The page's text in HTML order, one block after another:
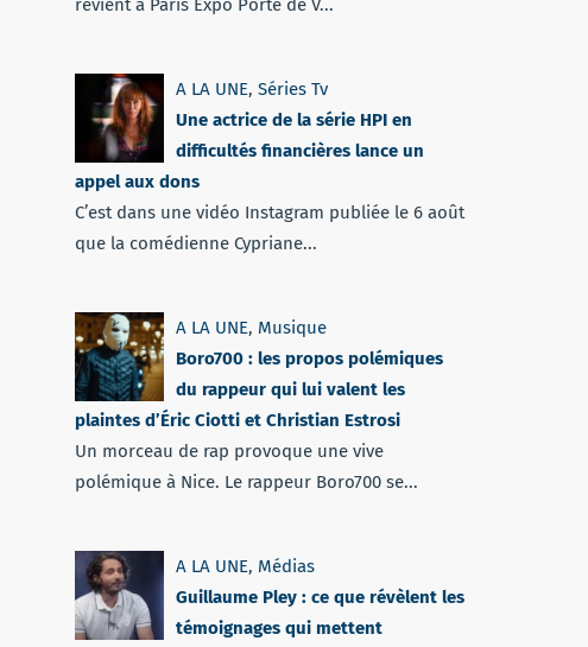
revient à Paris Expo Porte de V...
A LA UNE, Séries Tv
Une actrice de la série HPI en
difficultés financières lance un
appel aux dons
C’est dans une vidéo Instagram publiée le 6 août
que la comédienne Cypriane...
A LA UNE, Musique
Boro700 : les propos polémiques
du rappeur qui lui valent les
plaintes d’Éric Ciotti et Christian Estrosi
Un morceau de rap provoque une vive
polémique à Nice. Le rappeur Boro700 se...
A LA UNE, Médias
Guillaume Pley : ce que révèlent les
témoignages qui mettent